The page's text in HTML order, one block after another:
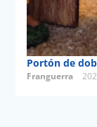
Portón de
Franguerra